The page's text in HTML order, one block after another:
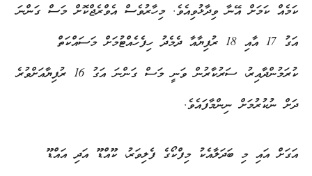
ކަމެއް ކަމަށް އޭނާ ވިދާޅުވިއެވެ. މިހާރުވެސް އެވްރެޖްކޮށް މަސް ގަންނަ
އަގު 17 އާއި 18 ރުފިޔާއާ ދެމެދު ހިފެހެއްޓުމަށް މަސައްކަތް
ކުރަމުންދާއިރު، ސަރުކާރުން ވަނީ މަސް ގަންނަ އަގު 16 ރުފިޔާއަށްވުރެ
ދަށް ނުކުރުމަށް ނިންމާފައެވެ.
އަގަށް އައި މި ބަދަލާއެކު މިފްކޯގެ ފެލިވަރު، ކޫއްޑޫ އަދި އައްޑޫ